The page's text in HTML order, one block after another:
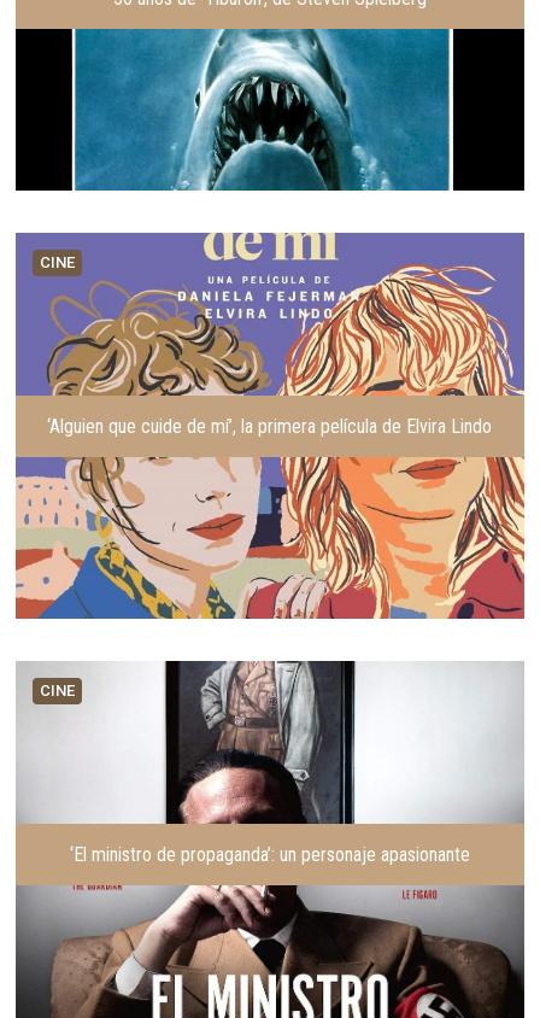
CINE
‘Alguien que cuide de mí’, la primera película de Elvira Lindo
CINE
‘El ministro de propaganda’: un personaje apasionante